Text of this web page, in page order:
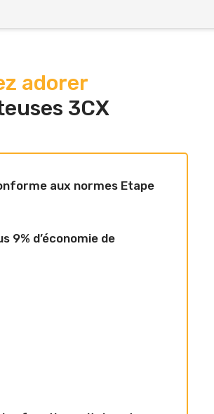
adorer
3CX
aux normes Etape
9% d’économie de